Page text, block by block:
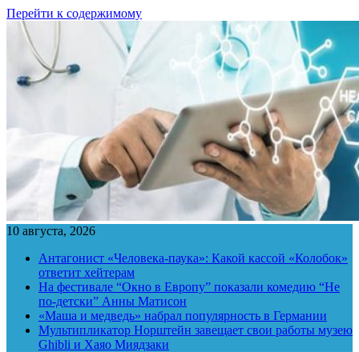
Перейти к содержимому
10 августа, 2026
Антагонист «Человека-паука»: Какой кассой «Колобок»
ответит хейтерам
На фестивале “Окно в Европу” показали комедию “Не
по-детски” Анны Матисон
«Маша и медведь» набрал популярность в Германии
Мультипликатор Норштейн завещает свои работы музею
Ghibli и Хаяо Миядзаки